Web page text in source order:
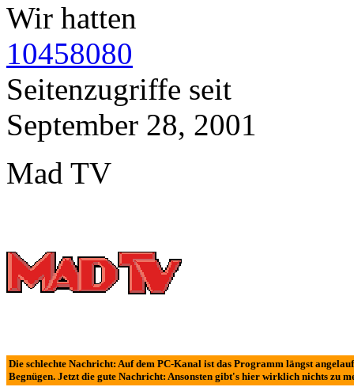
Wir hatten
10458080
Seitenzugriffe seit
September 28, 2001
Mad TV
Die schlechte Nachricht: Auf dem PC-Kanal ist das Programm längst
Begnügen. Jetzt die gute Nachricht: Ansonsten gibt's hier wirklich nichts zu